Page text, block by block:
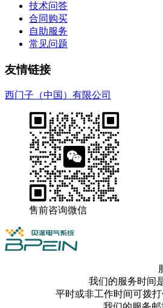
技术问答
合同购买
自助服务
常见问题
友情链接
西门子（中国）有限公司
售前咨询微信
我们的服务时间
平时或非工作时间可拨打